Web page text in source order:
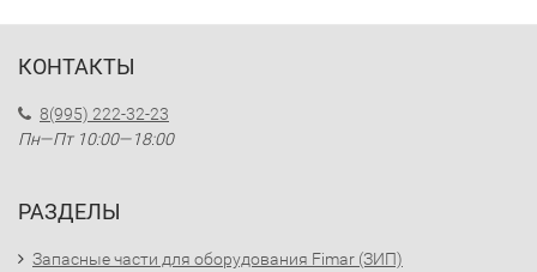
КОНТАКТЫ
8(995) 222-32-23
Пн—Пт 10:00—18:00
РАЗДЕЛЫ
Запасные части для оборудования Fimar (ЗИП)